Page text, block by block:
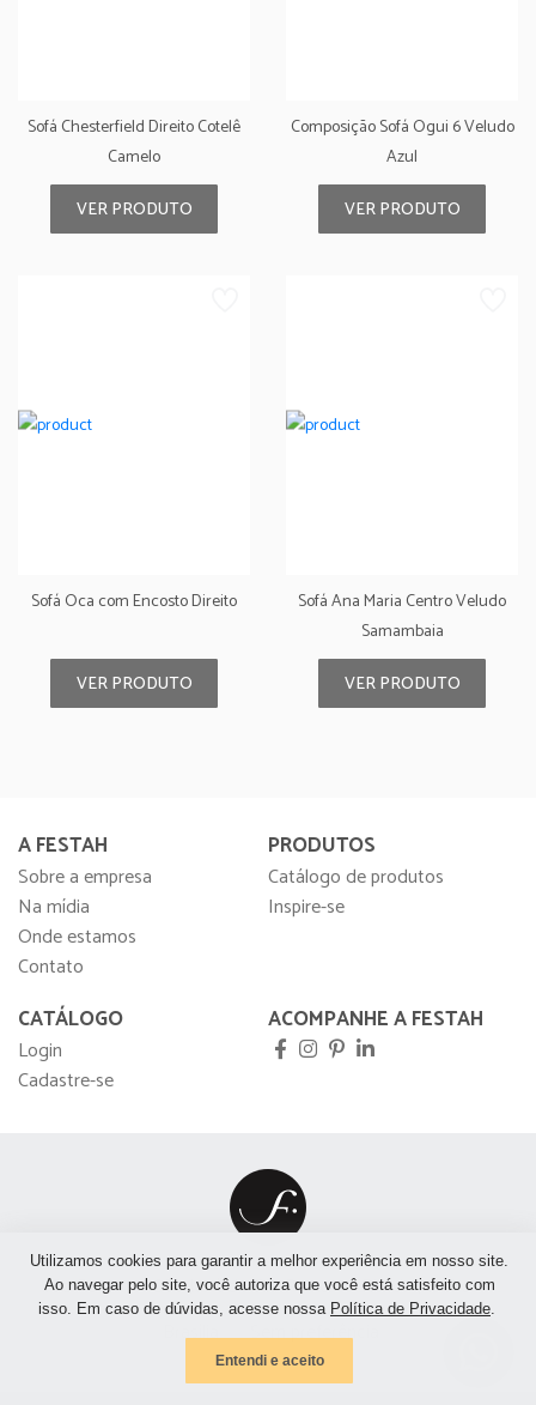
Sofá Chesterfield Direito Cotelê
Camelo
VER PRODUTO
Composição Sofá Ogui 6 Veludo
Azul
VER PRODUTO
Sofá Oca com Encosto Direito
VER PRODUTO
Sofá Ana Maria Centro Veludo
Samambaia
VER PRODUTO
Utilizamos cookies para garantir a melhor experiência em nosso site.
Ao navegar pelo site, você autoriza que você está satisfeito com
isso. Em caso de dúvidas, acesse nossa Política de Privacidade.
Entendi e aceito
A FESTAH
Sobre a empresa
Na mídia
Onde estamos
Contato
PRODUTOS
Catálogo de produtos
Inspire-se
CATÁLOGO
Login
Cadastre-se
ACOMPANHE A FESTAH
São Paulo São José do Rio Preto
Rio de Janeiro
Brasília
Sem preferência